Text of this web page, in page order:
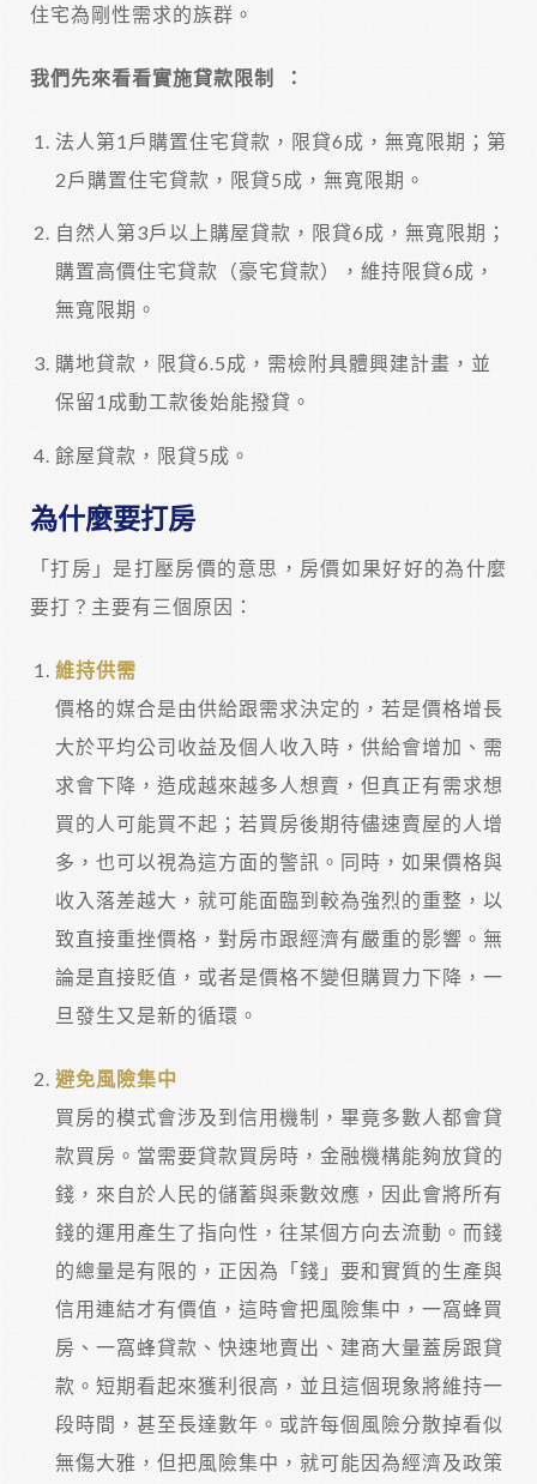
住宅為剛性需求的族群。
我們先來看看實施貸款限制 ：
法人第1戶購置住宅貸款，限貸6成，無寬限期；第
2戶購置住宅貸款，限貸5成，無寬限期。
自然人第3戶以上購屋貸款，限貸6成，無寬限期；
購置高價住宅貸款（豪宅貸款），維持限貸6成，
無寬限期。
購地貸款，限貸6.5成，需檢附具體興建計畫，並
保留1成動工款後始能撥貸。
餘屋貸款，限貸5成。
為什麼要打房
「打房」是打壓房價的意思，房價如果好好的為什麼
要打？主要有三個原因：
維持供需
價格的媒合是由供給跟需求決定的，若是價格增長
大於平均公司收益及個人收入時，供給會增加、需
求會下降，造成越來越多人想賣，但真正有需求想
買的人可能買不起；若買房後期待儘速賣屋的人增
多，也可以視為這方面的警訊。同時，如果價格與
收入落差越大，就可能面臨到較為強烈的重整，以
致直接重挫價格，對房市跟經濟有嚴重的影響。無
論是直接貶值，或者是價格不變但購買力下降，一
旦發生又是新的循環。
避免風險集中
買房的模式會涉及到信用機制，畢竟多數人都會貸
款買房。當需要貸款買房時，金融機構能夠放貸的
錢，來自於人民的儲蓄與乘數效應，因此會將所有
錢的運用產生了指向性，往某個方向去流動。而錢
的總量是有限的，正因為「錢」要和實質的生產與
信用連結才有價值，這時會把風險集中，一窩蜂買
房、一窩蜂貸款、快速地賣出、建商大量蓋房跟貸
款。短期看起來獲利很高，並且這個現象將維持一
段時間，甚至長達數年。或許每個風險分散掉看似
無傷大雅，但把風險集中，就可能因為經濟及政策